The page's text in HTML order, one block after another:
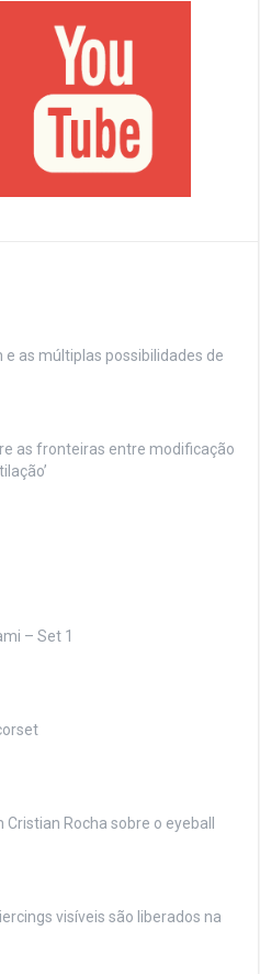
e as múltiplas possibilidades de
as fronteiras entre modificação
– Set 1
Rocha sobre o eyeball
visíveis são liberados na